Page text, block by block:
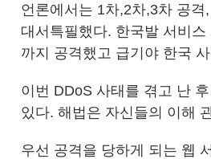
언론에서는 1차,2차,3차 공
대서특필했다. 한국발 서비
까지 공격했고 급기야 한국
이번 DDoS 사태를 겪고 난
있다. 해법은 자신들의 이해
우선 공격을 당하게 되는 웹